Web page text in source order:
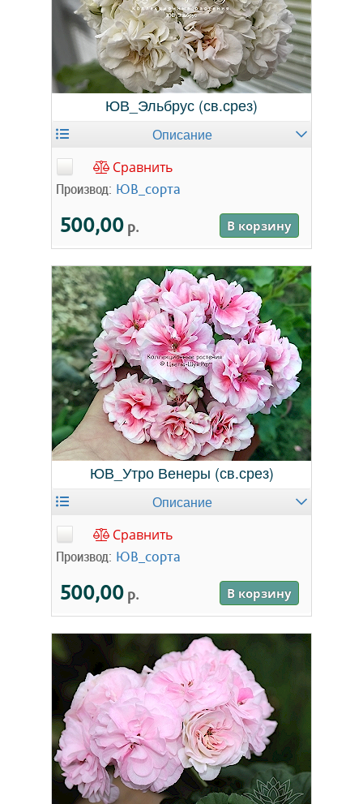
ЮВ_Эльбрус (св.срез)
Описание
Сравнить
Производ: ЮВ_сорта
500,00 р. В корзину
ЮВ_Утро Венеры (св.срез)
Описание
Сравнить
Производ: ЮВ_сорта
500,00 р. В корзину